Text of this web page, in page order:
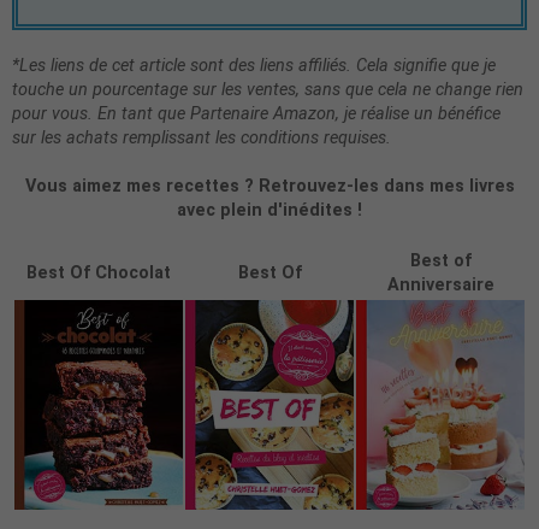
*Les liens de cet article sont des liens affiliés. Cela signifie que je
touche un pourcentage sur les ventes, sans que cela ne change rien
pour vous. En tant que Partenaire Amazon, je réalise un bénéfice
sur les achats remplissant les conditions requises.
Vous aimez mes recettes ? Retrouvez-les dans mes livres
avec plein d'inédites !
Best Of Chocolat Best Of
Best of
Anniversaire